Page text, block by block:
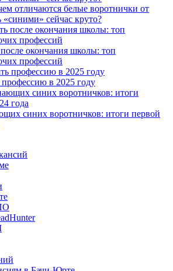
отличаются белые воротнички от
сейчас круто?
окончания школы: топ
профессий
в 2025 году
синих воротничков: итоги первой